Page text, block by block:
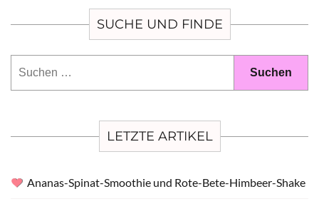
SUCHE UND FINDE
LETZTE ARTIKEL
Ananas-Spinat-Smoothie und Rote-Bete-Himbeer-Shake